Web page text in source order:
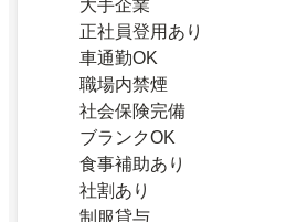
大手企業
正社員登用あり
車通勤OK
職場内禁煙
社会保険完備
ブランクOK
食事補助あり
社割あり
制服貸与